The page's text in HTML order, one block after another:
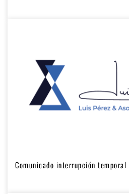
Comunicado interrupción